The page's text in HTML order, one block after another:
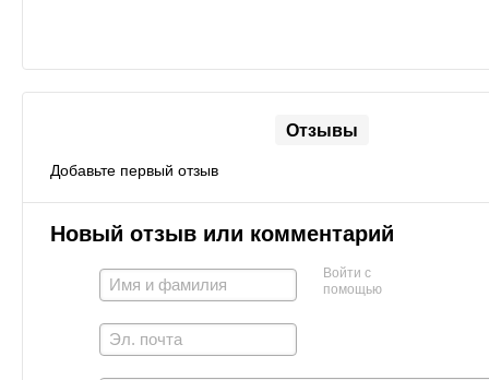
Отзывы
Добавьте первый отзыв
Новый отзыв или комментарий
Войти с
помощью